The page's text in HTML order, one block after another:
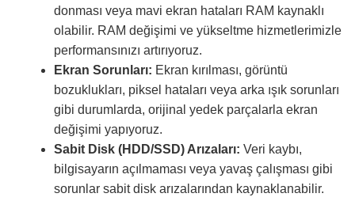
donması veya mavi ekran hataları RAM kaynaklı
olabilir. RAM değişimi ve yükseltme hizmetlerimizle
performansınızı artırıyoruz.
Ekran Sorunları: Ekran kırılması, görüntü
bozuklukları, piksel hataları veya arka ışık sorunları
gibi durumlarda, orijinal yedek parçalarla ekran
değişimi yapıyoruz.
Sabit Disk (HDD/SSD) Arızaları: Veri kaybı,
bilgisayarın açılmaması veya yavaş çalışması gibi
sorunlar sabit disk arızalarından kaynaklanabilir.